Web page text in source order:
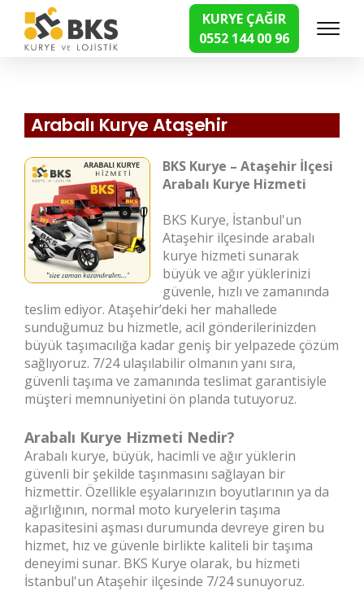
KURYE ÇAĞIR
0552 144 00 96
Hızlı Kurye Hizmetleri
Arabalı Kurye Ataşehir
BKS Kurye – Ataşehir İlçesi
Arabalı Kurye Hizmeti
BKS Kurye, İstanbul'un
Ataşehir ilçesinde arabalı
kurye hizmeti sunarak
büyük ve ağır yüklerinizi
güvenle, hızlı ve zamanında
teslim ediyor. Ataşehir’deki her mahallede
sunduğumuz bu hizmetle, acil gönderilerinizden
büyük taşımacılığa kadar geniş bir yelpazede çözüm
sağlıyoruz. 7/24 ulaşılabilir olmanın yanı sıra,
güvenli taşıma ve zamanında teslimat garantisiyle
müşteri memnuniyetini ön planda tutuyoruz.
Arabalı Kurye Hizmeti Nedir?
Arabalı kurye, büyük, hacimli ve ağır yüklerin
güvenli bir şekilde taşınmasını sağlayan bir
hizmettir. Özellikle eşyalarınızın boyutlarının ya da
ağırlığının, normal moto kuryelerin taşıma
kapasitesini aşması durumunda devreye giren bu
hizmet, hız ve güvenle birlikte kaliteli bir taşıma
deneyimi sunar. BKS Kurye olarak, bu hizmeti
İstanbul'un Ataşehir ilçesinde 7/24 sunuyoruz.